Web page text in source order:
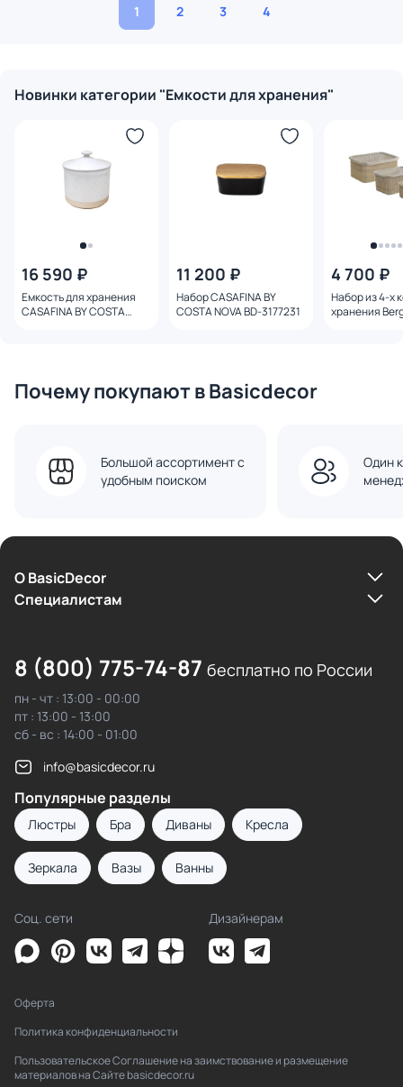
1 2 3 4
Новинки категории "Емкости для хранения"
16 590 ₽
Емкость для хранения
CASAFINA BY COSTA
11 200 ₽
Набор CASAFINA BY
COSTA NOVA BD-3177231
4 700 ₽
Набор из 4-х
хранения
Почему покупают в Basicdecor
Большой ассортимент с
удобным поиском
Один
О BasicDecor
Cпециалистам
8 (800) 775-74-87 бесплатно по России
пн - чт : 13:00 - 00:00
пт : 13:00 - 13:00
сб - вс : 14:00 - 01:00
info@basicdecor.ru
Популярные разделы
Люстры Бра Диваны Кресла
Зеркала Вазы Ванны
Соц. сети Дизайнерам
Оферта
Политика конфиденциальности
Пользовательское Соглашение на заимствование и размещение
материалов на Сайте basicdecor.ru